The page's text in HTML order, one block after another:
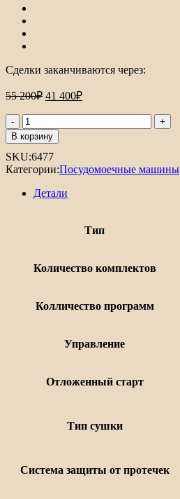
Сделки заканчиваются через:
55 200₽ 41 400₽
В корзину
SKU:6477
Категории:Посудомоечные машины
Детали
Тип
Количество комплектов
Колличество программ
Управление
Отложенный старт
Тип сушки
Система защиты от протечек